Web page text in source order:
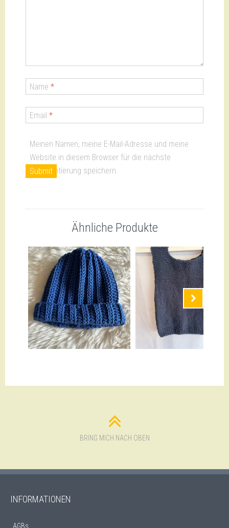
Name *
Email *
Meinen Namen, meine E-Mail-Adresse und meine
Website in diesem Browser für die nächste
Kommentierung speichern.
Ähnliche Produkte
BABYMÜTZE
HUSTENLEIBCHEN (COPY)
Nächste
BRING MICH NACH OBEN
INFORMATIONEN
AGBs